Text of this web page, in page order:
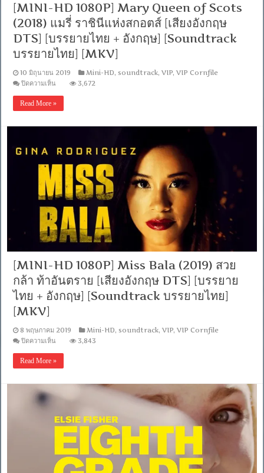
[Soundtrack
บรรยาย
ไทย]
[MKV]
จิต
หลอน
บ้าน
[เสียง
DTS]
[บรรยาย
+
อังกฤษ]
+
From
Blu-
Ray
MASTER
+ซับ
PGS
คม
ชัด]
[MKV]
[MINI-HD 1080P] Mary Queen of Scots
(2018) แมรี่ ราชินีแห่งสกอตส์ [เสียงอังกฤษ
DTS] [บรรยายไทย + อังกฤษ] [Soundtrack
บรรยายไทย] [MKV]
10 มิถุนายน 2019 Mini-HD, soundtrack,VIP,VIP Cornfile
ปิดความเห็นบน
1080P]
Queen
(2018)
แห่ง
สก
อตส์
[เสียง
อังกฤษ
DTS]
[บรรยาย
ไทย
+
อังกฤษ]
[Soundtrack
ไทย]
3,672
Read More »
[MINI-HD 1080P] Miss Bala (2019) สวย
กล้า ท้าอันตราย [เสียงอังกฤษ DTS] [บรรยาย
ไทย + อังกฤษ] [Soundtrack บรรยายไทย]
[MKV]
8 พฤษภาคม 2019 Mini-HD, soundtrack,VIP,VIP Cornfile
ปิดความเห็น
1080P]
Bala
สวย
ท้า
อันตราย
[เสียง
อังกฤษ
DTS]
3,843
Read More »